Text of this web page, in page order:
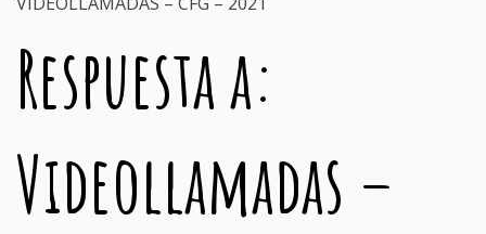
Respuesta a:
Videollamadas –